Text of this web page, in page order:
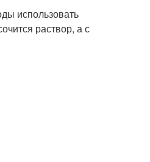
использовать
раствор, а с